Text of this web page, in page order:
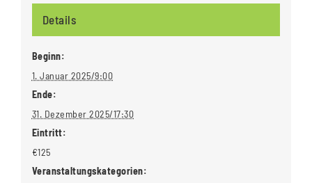
Details
Beginn:
1. Januar 2025/9:00
Ende:
31. Dezember 2025/17:30
Eintritt:
€125
Veranstaltungskategorien: